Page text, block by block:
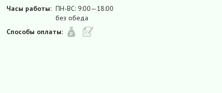
Часы работы: ПН-ВС: 9:00—18:00
без обеда
Способы оплаты: